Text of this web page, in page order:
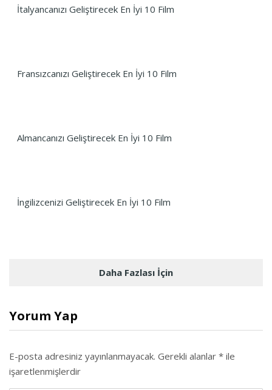
İtalyancanızı Geliştirecek En İyi 10 Film
Fransızcanızı Geliştirecek En İyi 10 Film
Almancanızı Geliştirecek En İyi 10 Film
İngilizcenizi Geliştirecek En İyi 10 Film
Daha Fazlası İçin
Yorum Yap
E-posta adresiniz yayınlanmayacak. Gerekli alanlar * ile
işaretlenmişlerdir